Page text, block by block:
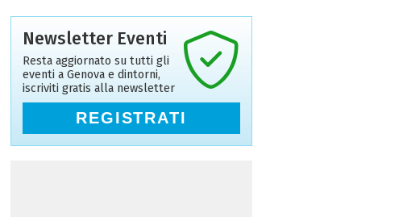
Newsletter Eventi
Resta aggiornato su tutti gli
eventi a Genova e dintorni,
iscriviti gratis alla newsletter
REGISTRATI